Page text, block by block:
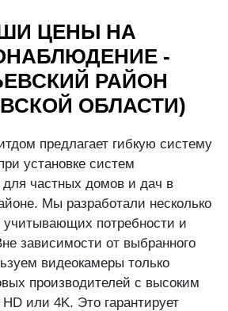
ЦЕНЫ НА
-
РАЙОН
ОБЛАСТИ)
предлагает гибкую систему
установке систем
частных домов и дач в
Мы разработали несколько
потребности и
зависимости от выбранного
видеокамеры только
производителей с высоким
или 4K. Это гарантирует